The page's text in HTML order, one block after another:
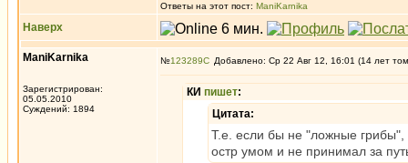
Ответы на этот пост: ManiKarnika
Наверх
ManiKarnika
Зарегистрирован:
05.05.2010
Суждений: 1894
№123289 Добавлено: Ср 22 Авг 12, 16:01 (14 лет
КИ пишет:
Цитата:
Т.е. если бы не "ложные
остр умом и не принимал за